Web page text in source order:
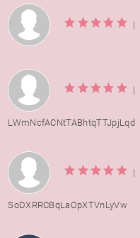
|
|
LWmNcfACNtTABhtqTTJpjLqd
|
SoDXRRCBqLaOpXTVnLyVw